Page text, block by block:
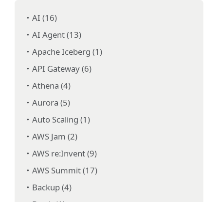
AI (16)
AI Agent (13)
Apache Iceberg (1)
API Gateway (6)
Athena (4)
Aurora (5)
Auto Scaling (1)
AWS Jam (2)
AWS re:Invent (9)
AWS Summit (17)
Backup (4)